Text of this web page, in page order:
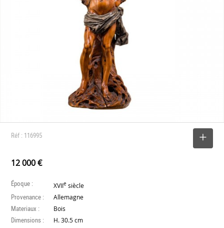
Réf : 116995
12 000 €
Époque : XVIIe siècle
Provenance : Allemagne
Materiaux : Bois
Dimensions : H. 30.5 cm